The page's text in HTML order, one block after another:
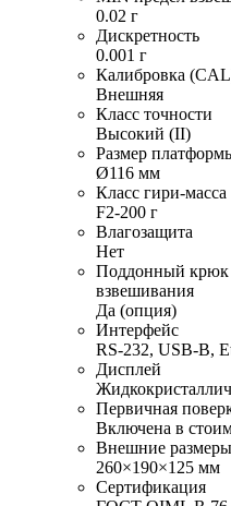
0.02 г
Дискретность
0.001 г
Калибровка
Внешняя
Класс точности
Высокий (II)
Размер
Ø116 мм
Класс гири-масса
F2-200 г
Влагозащита
Нет
Поддонный крюк
взвешивания
Да (опция)
Интерфейс
RS-232, USB-B,
Дисплей
Первичная
Включена в
Внешние размеры
260×190×125 мм
Сертификация